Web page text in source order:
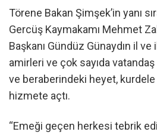
Törene Bakan Şimşek’in yanı
Gercüş Kaymakamı Mehmet
Başkanı Gündüz Günaydın il
amirleri ve çok sayıda vatandaş
ve beraberindeki heyet,
hizmete açtı.
“Emeği geçen herkesi tebrik